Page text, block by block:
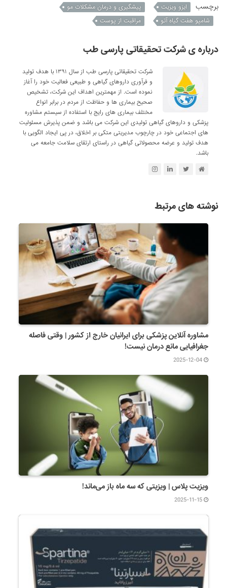
برچسب ایزو ویزیت
پیشگیری و درمان مشکلات مو
شامپو هفت گیاه آتو
مراقبت از پوست
درباره ی شرکت تحقیقاتی پارسی طب
شرکت تحقیقاتی پارسی طب از سال ۱۳۹۱ با هدف تولید
و فرآوری داروهای گیاهی و طبیعی فعالیت خود را آغاز
نموده است. از مهمترین اهداف این شرکت، تشخیص
صحیح بیماری ها و حفاظت از مردم در برابر انواع
مختلف بیماری های رایج با استفاده از سیستم مشاوره
پزشکی و داروهای گیاهی تولیدی این شرکت می باشد و ضمن پذیرش مسئولیت
های اجتماعی خود در چارچوب مدیریتی متکی بر اخلاق، در پی ایجاد الگویی با
هدف تولید و عرضه محصولاتی گیاهی در راستای ارتقای سلامت جامعه می
باشد.
نوشته های مرتبط
مشاوره آنلاین پزشکی برای ایرانیان خارج از کشور | وقتی فاصله
جغرافیایی مانع درمان نیست!
2025-12-04
ویزیت پلاس | ویزیتی که سه ماه باز می‌ماند!
2025-11-15